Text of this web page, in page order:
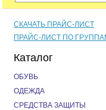
СКАЧАТЬ ПРАЙС-ЛИСТ
ПРАЙС-ЛИСТ ПО
Каталог
ОБУВЬ
ОДЕЖДА
СРЕДСТВА ЗАЩИТЫ